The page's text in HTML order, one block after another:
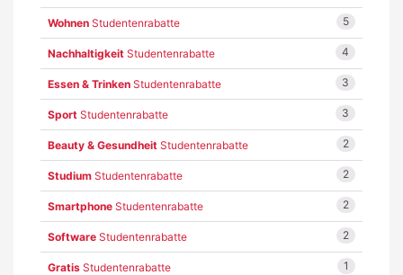
Wohnen Studentenrabatte 5
Nachhaltigkeit Studentenrabatte 4
Essen & Trinken Studentenrabatte 3
Sport Studentenrabatte 3
Beauty & Gesundheit Studentenrabatte 2
Studium Studentenrabatte 2
Smartphone Studentenrabatte 2
Software Studentenrabatte 2
Gratis Studentenrabatte 1